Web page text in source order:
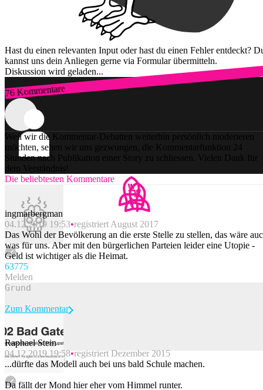
Hast du einen relevanten Input oder hast du einen Fehler entdeckt?
kannst uns dein Anliegen gerne via Formular übermitteln.
Diskussion wird geladen...
76 Kommentare
Zum Login
Weil wir die Kommentar-Debatten weiterhin persönlich moderieren
möchten, sehen wir uns gezwungen, die Kommentarfunktion 24
Stunden nach Publikation einer Story zu schliessen. Vielen Dank für
dein Verständnis!
Die beliebtesten Kommentare
ingmarbergman
04.12.2019 19:53 registriert August 2017
Das Wohl der Bevölkerung an die erste Stelle zu stellen, das wäre
was für uns. Aber mit den bürgerlichen Parteien leider eine Utopie -
Geld ist wichtiger als die Heimat.
63775
Melden
Beitrag melden
Zum Kommentar
Raphael Stein
04.12.2019 19:58 registriert Dezember 2015
...dürfte das Modell auch bei uns bald Schule machen.
Da fällt der Mond hier eher vom Himmel runter.